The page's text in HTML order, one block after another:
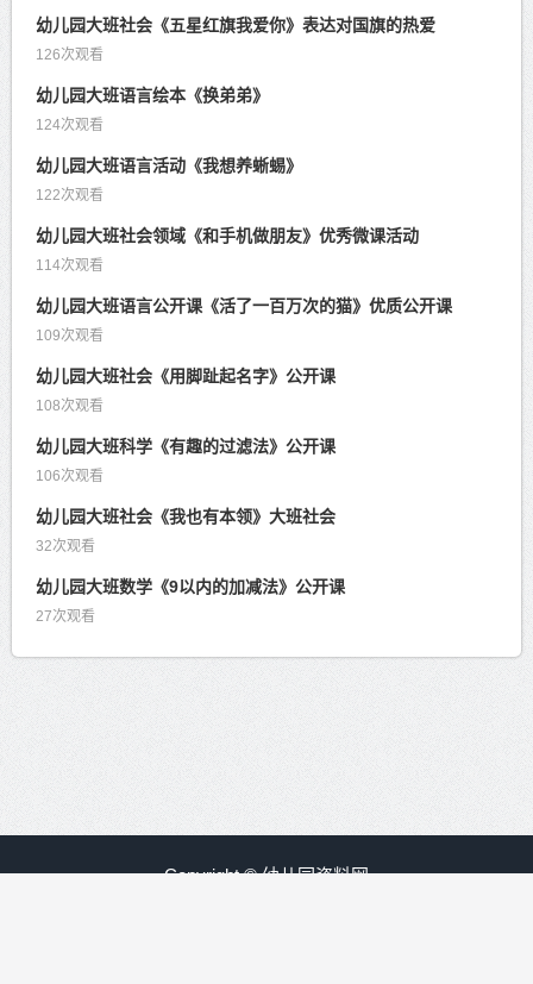
幼儿园大班社会《五星红旗我爱你》表达对国旗的热爱
126次观看
幼儿园大班语言绘本《换弟弟》
124次观看
幼儿园大班语言活动《我想养蜥蜴》
122次观看
幼儿园大班社会领域《和手机做朋友》优秀微课活动
114次观看
幼儿园大班语言公开课《活了一百万次的猫》优质公开课
109次观看
幼儿园大班社会《用脚趾起名字》公开课
108次观看
幼儿园大班科学《有趣的过滤法》公开课
106次观看
幼儿园大班社会《我也有本领》大班社会
32次观看
幼儿园大班数学《9以内的加减法》公开课
27次观看
Copyright © 幼儿园资料网